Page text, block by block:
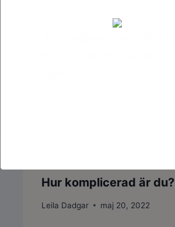
Hur komplicerad är du?
Leila Dadgar maj 20, 2022